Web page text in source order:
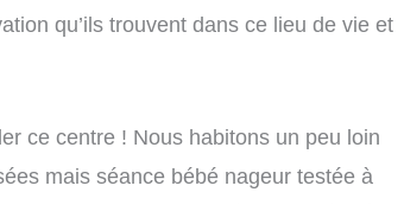
qu’ils trouvent dans ce lieu de vie et
ce centre ! Nous habitons un peu loin
mais séance bébé nageur testée à